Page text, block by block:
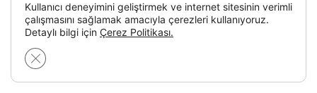
Kullanıcı deneyimini geliştirmek ve internet sitesinin verimli
çalışmasını sağlamak amacıyla çerezleri kullanıyoruz.
Detaylı bilgi için Çerez Politikası.
GDPR çerez şeridini kapat